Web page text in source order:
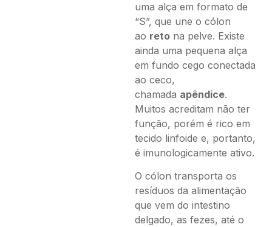
uma alça em formato de
“S”, que une o cólon
ao reto na pelve. Existe
ainda uma pequena alça
em fundo cego conectada
ao ceco,
chamada apêndice.
Muitos acreditam não ter
função, porém é rico em
tecido linfoide e, portanto,
é imunologicamente ativo.
O cólon transporta os
resíduos da alimentação
que vem do intestino
delgado, as fezes, até o